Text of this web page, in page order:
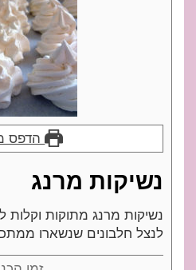
הדפס
נשיקות מרנג
נשיקות מרנג מתוקות וקלות
לנצל חלבונים שנשארו